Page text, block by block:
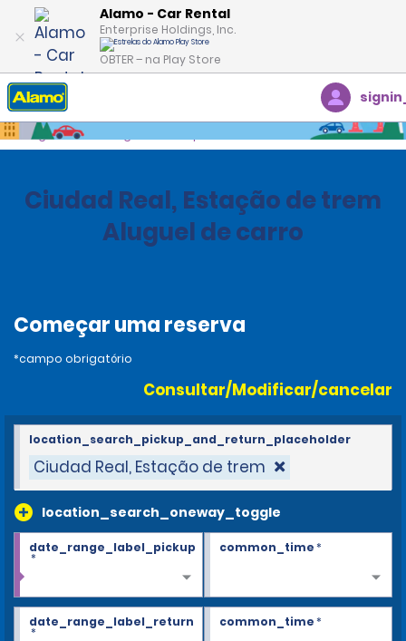
Alamo - Car Rental
Enterprise Holdings, Inc.
OBTER – na Play Store
Página inicial
Ciudad Real, Estação de trem
Aluguel de carro
Começar uma reserva
*campo obrigatório
Consultar/Modificar/cancelar
Ciudad Real, Estação de trem
location_search_oneway_toggle
location_search_pickup_and_return_placeholder
date_range_label_pickup
*
common_time*
date_range_label_return
*
common_time*